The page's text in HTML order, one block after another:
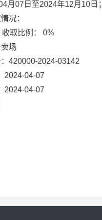
月07日至2024年12月10
况：
收取比例：
0%
场
420000-2024-03142
2024-04-07
2024-04-07